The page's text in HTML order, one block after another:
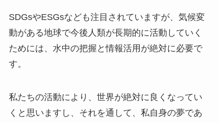
SDGsやESGsなども注目されていますが、気候変
動がある地球で今後人類が長期的に活動していく
ためには、水中の把握と情報活用が絶対に必要で
す。
私たちの活動により、世界が絶対に良くなってい
くと思いますし、それを通して、私自身の夢であ